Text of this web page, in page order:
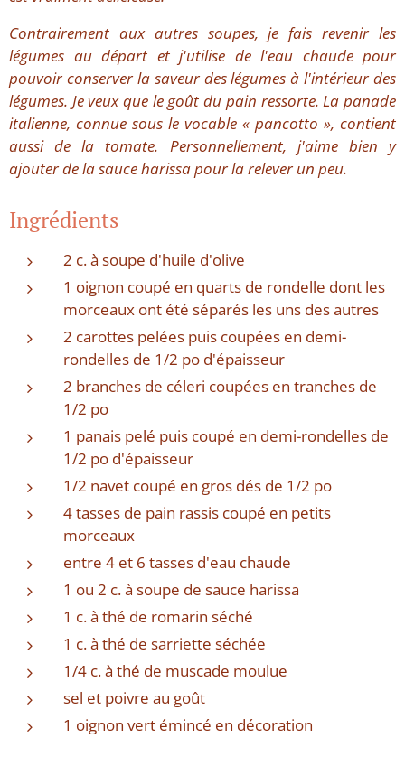
Contrairement aux autres soupes, je fais revenir les
légumes au départ et j'utilise de l'eau chaude pour
pouvoir conserver la saveur des légumes à l'intérieur des
légumes. Je veux que le goût du pain ressorte. La panade
italienne, connue sous le vocable « pancotto », contient
aussi de la tomate. Personnellement, j'aime bien y
ajouter de la sauce harissa pour la relever un peu.
Ingrédients
2 c. à soupe d'huile d'olive
1 oignon coupé en quarts de rondelle dont les
morceaux ont été séparés les uns des autres
2 carottes pelées puis coupées en demi-
rondelles de 1/2 po d'épaisseur
2 branches de céleri coupées en tranches de
1/2 po
1 panais pelé puis coupé en demi-rondelles de
1/2 po d'épaisseur
1/2 navet coupé en gros dés de 1/2 po
4 tasses de pain rassis coupé en petits
morceaux
entre 4 et 6 tasses d'eau chaude
1 ou 2 c. à soupe de sauce harissa
1 c. à thé de romarin séché
1 c. à thé de sarriette séchée
1/4 c. à thé de muscade moulue
sel et poivre au goût
1 oignon vert émincé en décoration